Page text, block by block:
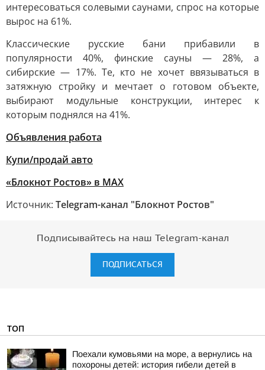
интересоваться солевыми саунами, спрос на которые
вырос на 61%.
Классические русские бани прибавили в
популярности 40%, финские сауны — 28%, а
сибирские — 17%. Те, кто не хочет ввязываться в
затяжную стройку и мечтает о готовом объекте,
выбирают модульные конструкции, интерес к
которым поднялся на 41%.
Объявления работа
Купи/продай авто
«Блокнот Ростов» в MAX
Источник: Telegram-канал "Блокнот Ростов"
Подписывайтесь на наш Telegram-канал
ПОДПИСАТЬСЯ
ТОП
Поехали кумовьями на море, а вернулись на
похороны детей: история гибели детей в